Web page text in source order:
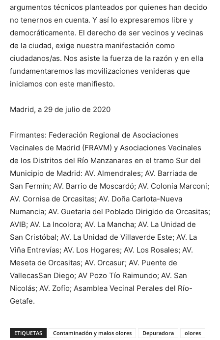
argumentos técnicos planteados por quienes han decido
no tenernos en cuenta. Y así lo expresaremos libre y
democráticamente. El derecho de ser vecinos y vecinas
de la ciudad, exige nuestra manifestación como
ciudadanos/as. Nos asiste la fuerza de la razón y en ella
fundamentaremos las movilizaciones venideras que
iniciamos con este manifiesto.
Madrid, a 29 de julio de 2020
Firmantes: Federación Regional de Asociaciones
Vecinales de Madrid (FRAVM) y Asociaciones Vecinales
de los Distritos del Río Manzanares en el tramo Sur del
Municipio de Madrid: AV. Almendrales; AV. Barriada de
San Fermín; AV. Barrio de Moscardó; AV. Colonia Marconi;
AV. Cornisa de Orcasitas; AV. Doña Carlota-Nueva
Numancia; AV. Guetaria del Poblado Dirigido de Orcasitas;
AVIB; AV. La Incolora; AV. La Mancha; AV. La Unidad de
San Cristóbal; AV. La Unidad de Villaverde Este; AV. La
Viña Entrevías; AV. Los Hogares; AV. Los Rosales; AV.
Meseta de Orcasitas; AV. Orcasur; AV. Puente de
VallecasSan Diego; AV Pozo Tío Raimundo; AV. San
Nicolás; AV. Zofío; Asamblea Vecinal Perales del Río-
Getafe.
ETIQUETAS Contaminación y malos olores Depuradora olores